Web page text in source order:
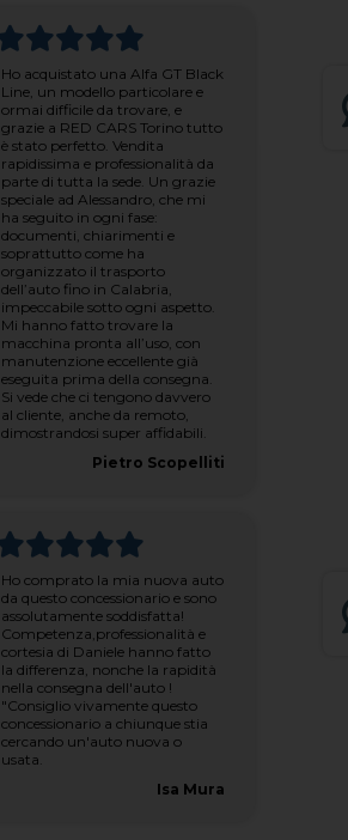
Ho acquistato una Alfa GT Black
Line, un modello particolare e
ormai difficile da trovare, e
grazie a RED CARS Torino tutto
è stato perfetto. Vendita
rapidissima e professionalità da
parte di tutta la sede. Un grazie
speciale ad Alessandro, che mi
ha seguito in ogni fase:
documenti, chiarimenti e
soprattutto come ha
organizzato il trasporto
dell’auto fino in Calabria,
impeccabile sotto ogni aspetto.
Mi hanno fatto trovare la
macchina pronta all’uso, con
manutenzione eccellente già
eseguita prima della consegna.
Si vede che ci tengono davvero
al cliente, anche da remoto,
dimostrandosi super affidabili.
Pietro Scopelliti
Ho comprato la mia nuova auto
da questo concessionario e sono
assolutamente soddisfatta!
Competenza,professionalità e
cortesia di Daniele hanno fatto
la differenza, nonche la rapidità
nella consegna dell'auto !
"Consiglio vivamente questo
concessionario a chiunque stia
cercando un'auto nuova o
usata.
Isa Mura